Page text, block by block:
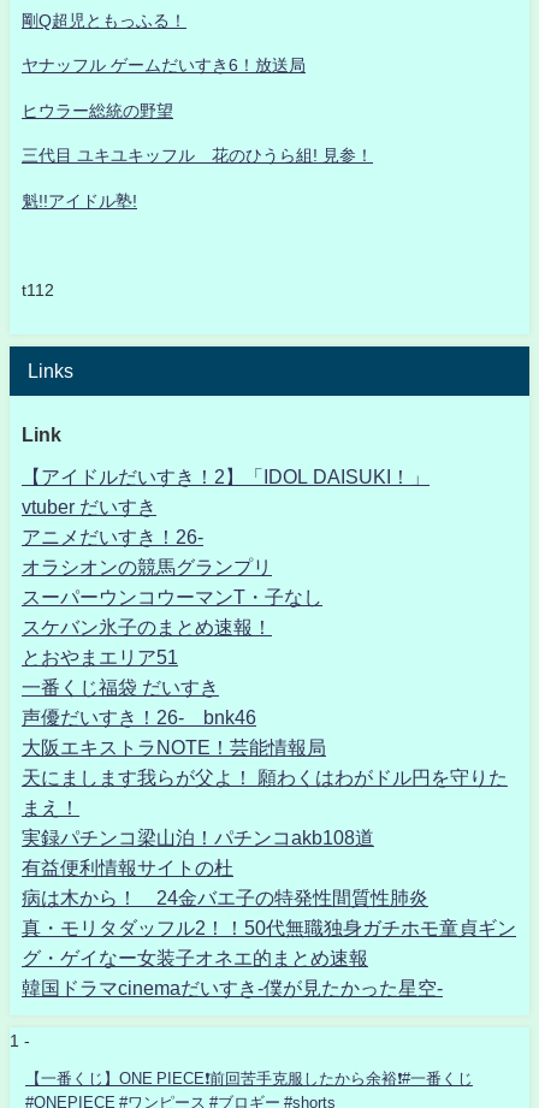
剛Q超児ともっふる！
ヤナッフル ゲームだいすき6！放送局
ヒウラー総統の野望
三代目 ユキユキッフル 花のひうら組! 見参！
魁!!アイドル塾!
t112
Links
Link
【アイドルだいすき！2】「IDOL DAISUKI！」
vtuber だいすき
アニメだいすき！26-
オラシオンの競馬グランプリ
スーパーウンコウーマンT・子なし
スケバン氷子のまとめ速報！
とおやまエリア51
一番くじ福袋 だいすき
声優だいすき！26- bnk46
大阪エキストラNOTE！芸能情報局
天にまします我らが父よ！ 願わくはわがドル円を守りた
まえ！
実録パチンコ梁山泊！パチンコakb108道
有益便利情報サイトの杜
病は木から！ 24金バエ子の特発性間質性肺炎
真・モリタダッフル2！！50代無職独身ガチホモ童貞ギン
グ・ゲイなー女装子オネエ的まとめ速報
韓国ドラマcinemaだいすき-僕が見たかった星空-
1 -
【一番くじ】ONE PIECE❗️前回苦手克服したから余裕❗️#一番くじ
#ONEPIECE #ワンピース #ブロギー #shorts